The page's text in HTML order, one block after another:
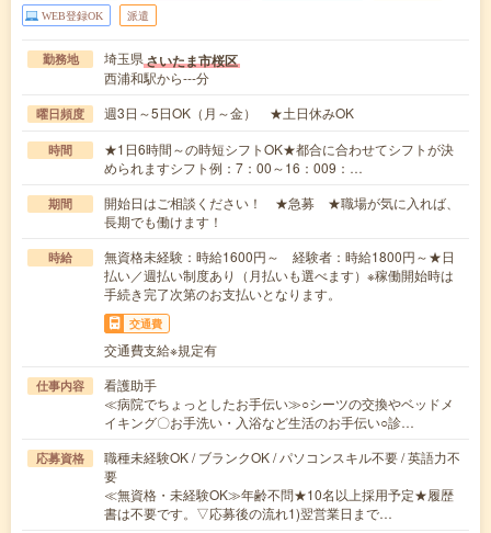
WEB登録OK 派遣
勤務地 埼玉県さいたま市桜区
西浦和駅から---分
曜日頻度 週3日～5日OK（月～金） ★土日休みOK
時間
★1日6時間～の時短シフトOK★都合に合わせてシフトが決
められますシフト例：7：00～16：009：…
期間
開始日はご相談ください！ ★急募 ★職場が気に入れば、
長期でも働けます！
時給
無資格未経験：時給1600円～ 経験者：時給1800円～★日
払い／週払い制度あり（月払いも選べます）※稼働開始時は
手続き完了次第のお支払いとなります。
交通費
交通費支給※規定有
仕事内容
看護助手
≪病院でちょっとしたお手伝い≫○シーツの交換やベッドメ
イキング〇お手洗い・入浴など生活のお手伝い○診…
応募資格
職種未経験OK / ブランクOK / パソコンスキル不要 / 英語力不
要
≪無資格・未経験OK≫年齢不問★10名以上採用予定★履歴
書は不要です。▽応募後の流れ1)翌営業日まで…